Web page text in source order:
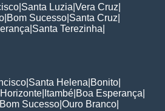
Santa Luzia Vera Cruz
Bom Sucesso Santa Cruz
Santa Terezinha
Santa Helena Bonito
Itambé Boa Esperança
Bom Sucesso Ouro Branco